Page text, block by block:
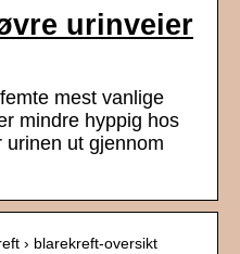
urinveier
mest vanlige
mindre hyppig hos
ut gjennom
› blarekreft-oversikt